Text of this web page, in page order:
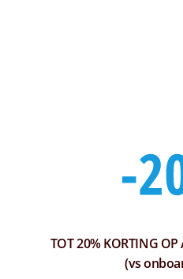
TOT 20% KORTING OP
(vs